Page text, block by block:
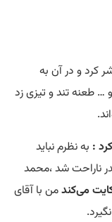
منتشر کرد و در آن به
طعنه تند و تیزی زد
: به نظرم نباید
ناراحت شد ،محمد
می‌کندمن با آقای